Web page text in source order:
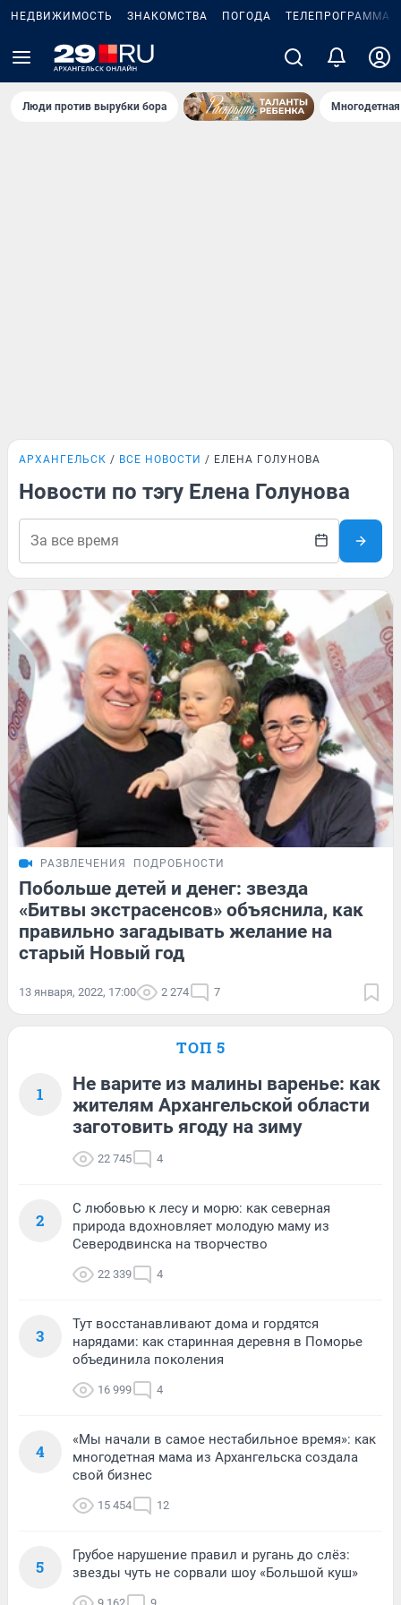
НЕДВИЖИМОСТЬ ЗНАКОМСТВА ПОГОДА ТЕЛЕПРОГРАММА
Люди против вырубки бора
АРХАНГЕЛЬСК ВСЕ НОВОСТИ ЕЛЕНА ГОЛУНОВА
Новости по тэгу Елена Голунова
РАЗВЛЕЧЕНИЯ ПОДРОБНОСТИ
Побольше детей и денег: звезда
«Битвы экстрасенсов» объяснила, как
правильно загадывать желание на
старый Новый год
13 января, 2022, 17:00 2 274 7
ТОП 5
1
Не варите из малины варенье: как
жителям Архангельской области
заготовить ягоду на зиму
22 745 4
2
С любовью к лесу и морю: как северная
природа вдохновляет молодую маму из
Северодвинска на творчество
22 339 4
3
Тут восстанавливают дома и гордятся
нарядами: как старинная деревня в Поморье
объединила поколения
16 999 4
4
«Мы начали в самое нестабильное время»: как
многодетная мама из Архангельска создала
свой бизнес
15 454 12
5
Грубое нарушение правил и ругань до слёз:
звезды чуть не сорвали шоу «Большой куш»